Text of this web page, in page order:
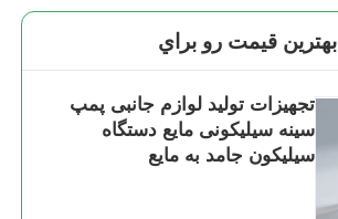
بهترين قيمت رو براي
تجهیزات تولید لوازم جانبی پمپ
سینه سیلیکونی مایع دستگاه
سیلیکون جامد به مایع